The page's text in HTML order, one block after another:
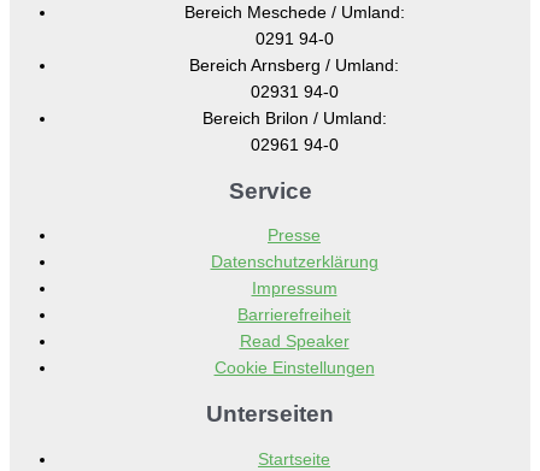
Bereich Meschede / Umland:
0291 94-0
Bereich Arnsberg / Umland:
02931 94-0
Bereich Brilon / Umland:
02961 94-0
Service
Presse
Datenschutzerklärung
Impressum
Barrierefreiheit
Read Speaker
Cookie Einstellungen
Unterseiten
Startseite